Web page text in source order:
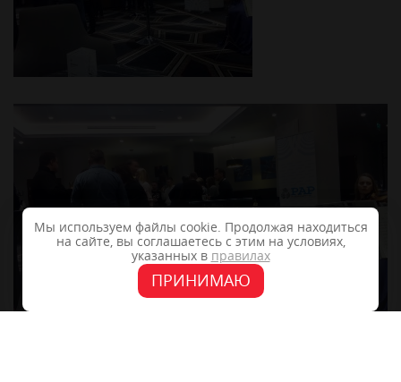
Мы используем файлы cookie. Продолжая находиться
на сайте, вы соглашаетесь с этим на условиях,
указанных в правилах
ПРИНИМАЮ